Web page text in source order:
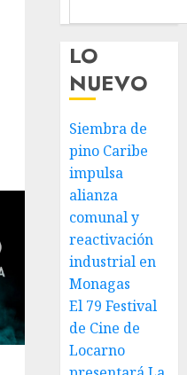
LO
NUEVO
Siembra de
pino Caribe
impulsa
alianza
comunal y
reactivación
industrial en
Monagas
El 79 Festival
de Cine de
Locarno